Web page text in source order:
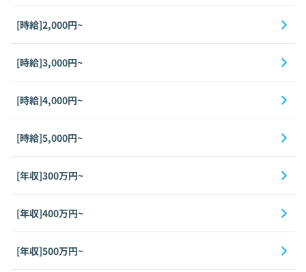
[時給]2,000円~
[時給]3,000円~
[時給]4,000円~
[時給]5,000円~
[年収]300万円~
[年収]400万円~
[年収]500万円~